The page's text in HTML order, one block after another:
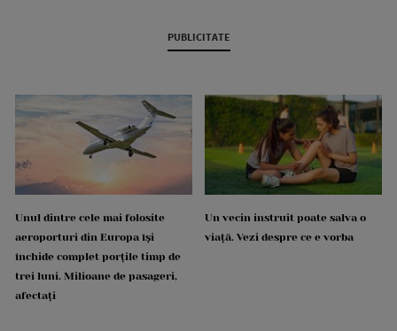
PUBLICITATE
Unul dintre cele mai folosite
aeroporturi din Europa își
închide complet porțile timp de
trei luni. Milioane de pasageri,
afectați
Un vecin instruit poate salva o
viață. Vezi despre ce e vorba